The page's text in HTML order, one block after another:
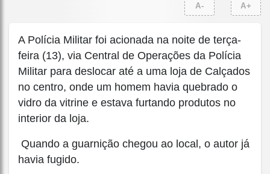
A- A+
A Polícia Militar foi acionada na noite de terça-
feira (13), via Central de Operações da Polícia
Militar para deslocar até a uma loja de Calçados
no centro, onde um homem havia quebrado o
vidro da vitrine e estava furtando produtos no
interior da loja.
Quando a guarnição chegou ao local, o autor já
havia fugido.